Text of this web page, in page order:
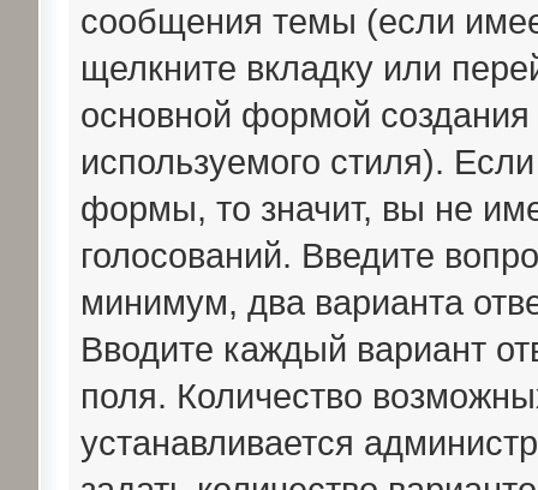
сообщения темы (если
щелкните вкладку или
основной формой
используемого стиля).
формы, то значит, вы не
голосований. Введите
минимум, два варианта
Вводите каждый вариант
поля. Количество
устанавливается